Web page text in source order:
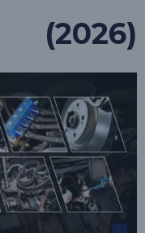
(2026)